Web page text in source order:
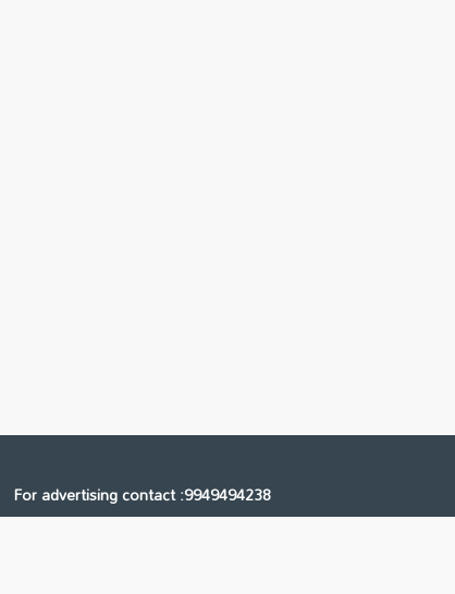
For advertising contact :9949494238
Email: digital@ntvnetwork.com